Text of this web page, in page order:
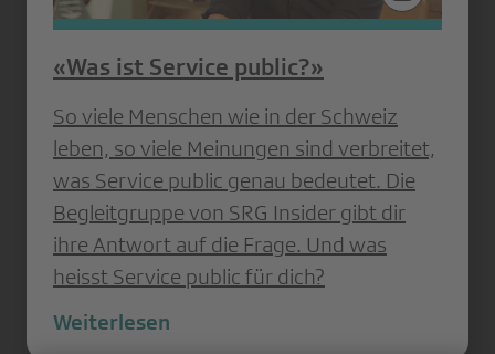
«Was ist Service public?»
So viele Menschen wie in der Schweiz
leben, so viele Meinungen sind verbreitet,
was Service public genau bedeutet. Die
Begleitgruppe von SRG Insider gibt dir
ihre Antwort auf die Frage. Und was
heisst Service public für dich?
Weiterlesen